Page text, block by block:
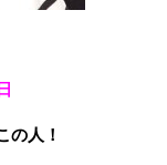
の人！